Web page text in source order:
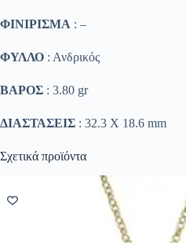
ΦΙΝΙΡΙΣΜΑ : –
ΦΥΛΛΟ : Ανδρικός
ΒΑΡΟΣ : 3.80 gr
ΔΙΑΣΤΑΣΕΙΣ : 32.3 Χ 18.6 mm
Σχετικά προϊόντα